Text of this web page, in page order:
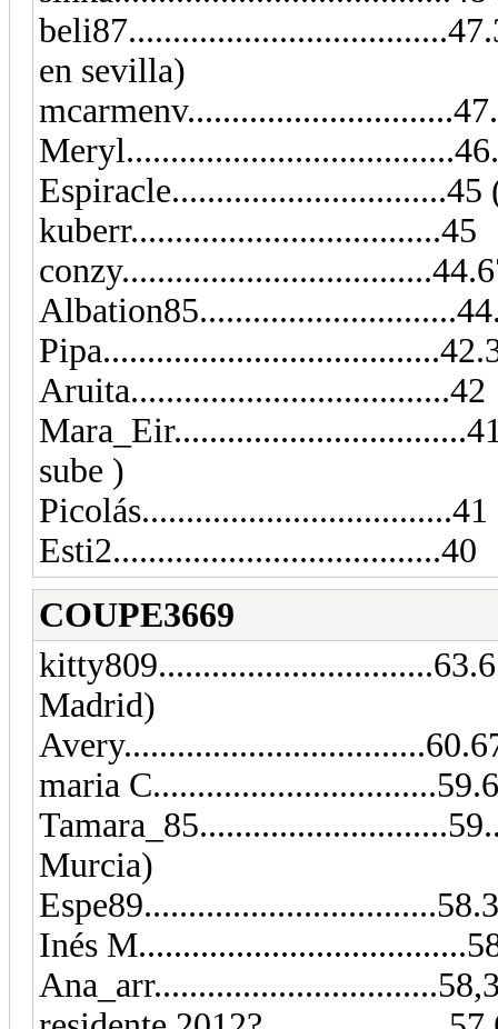
en sevilla)
kuberr...................................45
Aruita....................................42
sube )
Picolás...................................41
Esti2.....................................40
COUPE3669
Madrid)
maria
Murcia)
Inés